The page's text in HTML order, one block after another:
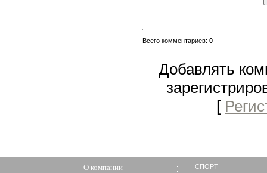
Всего комментариев: 0
Добавлять
[
О компании
СПОРТ